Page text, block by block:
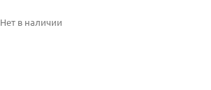
Нет в наличии